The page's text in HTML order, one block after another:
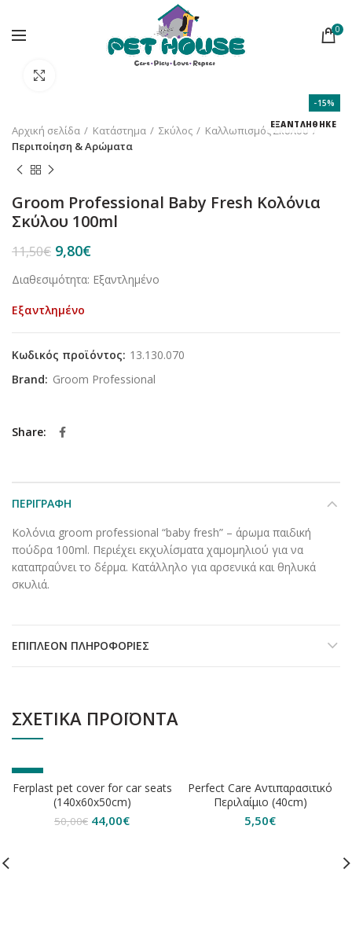
0
-15%
ΕΞΑΝΤΛΗΘΗΚΕ
Αρχική σελίδα Κατάστημα Σκύλος
Καλλωπισμός Σκύλου
Περιποίηση & Αρώματα
Groom Professional Baby Fresh Κολόνια
Σκύλου 100ml
11,50€ Original
was:
9,80€Η
τιμή
Διαθεσιμότητα: Εξαντλημένο
Εξαντλημένο
Κωδικός προϊόντος: 13.130.070
Brand: Groom Professional
Share
ΠΕΡΙΓΡΑΦΉ
Κολόνια groom professional “baby fresh” – άρωμα παιδική
πούδρα 100ml. Περιέχει εκχυλίσματα χαμομηλιού για να
καταπραΰνει το δέρμα. Κατάλληλο για αρσενικά και θηλυκά
σκυλιά.
ΕΠΙΠΛΈΟΝ ΠΛΗΡΟΦΟΡΊΕΣ
ΣΧΕΤΙΚΆ ΠΡΟΪΌΝΤΑ
-12%
ΕΞΑΝΤΛΗΘΗΚΕ
Ferplast pet cover for car seats
(140x60x50cm)
50,00€ Original
44,00€Η
Perfect Care Αντιπαρασιτικό
Περιλαίμιο (40cm)
5,50€